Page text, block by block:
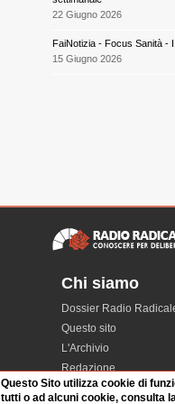
22 Giugno 2026
FaiNotizia - Focus Sanità -
15 Giugno 2026
Chi siamo
Dossier Radio
Questo sito
L'Archivio
Redazione
La musica da Requiem
Questo Sito utilizza cookie di
tutti o ad alcuni cookie, consulta